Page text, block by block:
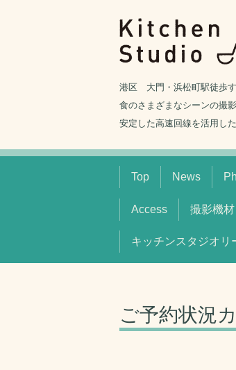
港区 大門・浜松町駅徒歩す
食のさまざまなシーンの撮
安定した高速回線を活用し
Top News
Access 撮影機
キッチンスタジオ
ご予約状況